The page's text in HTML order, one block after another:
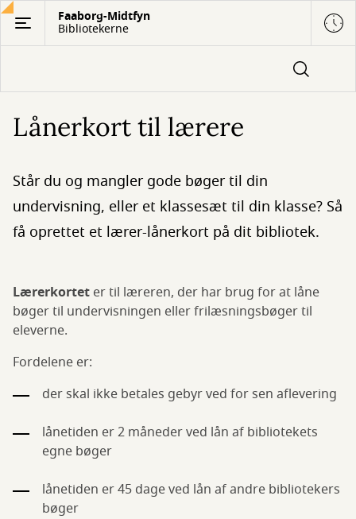
Gå
hovedindhold
Faaborg-Midtfyn
Bibliotekerne
Lånerkort til lærere
Står du og mangler gode bøger til din
undervisning, eller et klassesæt til din klasse? Så
få oprettet et lærer-lånerkort på dit bibliotek.
Lærerkortet er til læreren, der har brug for at låne
bøger til undervisningen eller frilæsningsbøger til
eleverne.
Fordelene er:
der skal ikke betales gebyr ved for sen aflevering
lånetiden er 2 måneder ved lån af bibliotekets
egne bøger
lånetiden er 45 dage ved lån af andre bibliotekers
bøger